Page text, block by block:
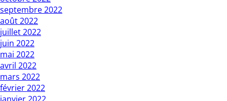
septembre 2022
août 2022
juillet 2022
juin 2022
mai 2022
avril 2022
mars 2022
février 2022